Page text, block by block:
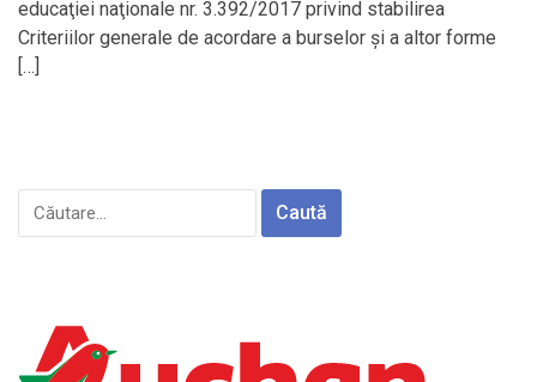
educaţiei naţionale nr. 3.392/2017 privind stabilirea
Criteriilor generale de acordare a burselor şi a altor forme
[…]
Caută
după: